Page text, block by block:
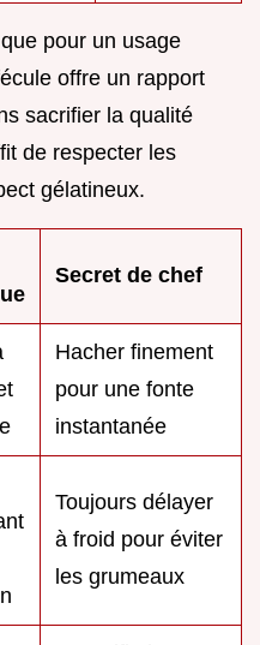
pour un usage
offre un rapport
sacrifier la qualité
de respecter les
gélatineux.
Secret de chef
Hacher finement
pour une fonte
instantanée
Toujours délayer
à froid pour éviter
les grumeaux